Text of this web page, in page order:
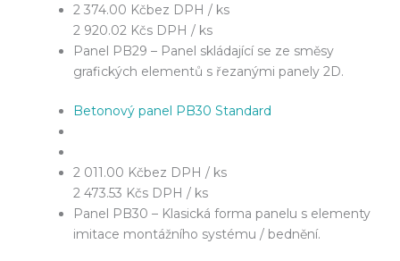
2 374.00 Kčbez DPH / ks
2 920.02 Kčs DPH / ks
Panel PB29 – Panel skládající se ze směsy
grafických elementů s řezanými panely 2D.
Betonový panel PB30 Standard
2 011.00 Kčbez DPH / ks
2 473.53 Kčs DPH / ks
Panel PB30 – Klasická forma panelu s elementy
imitace montážního systému / bednění.